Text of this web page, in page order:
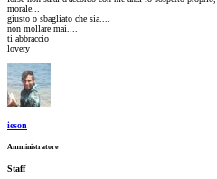
morale...
giusto o sbagliato che sia....
non mollare mai....
ti abbraccio
lovery
ieson
Amministratore
Staff